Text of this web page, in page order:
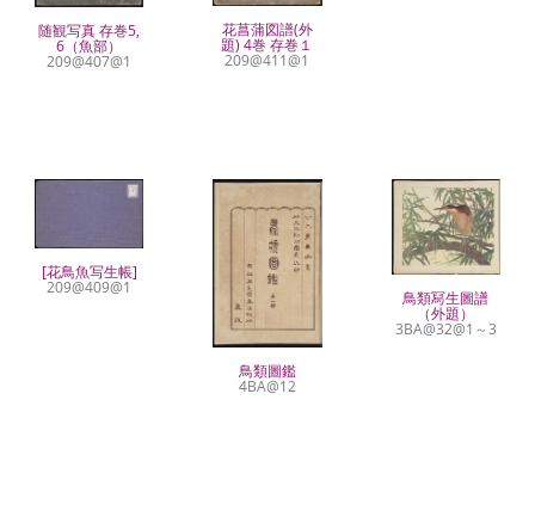
随観写真 存巻5,
6（魚部）
209@407@1
花菖蒲図譜(外
題) 4巻 存巻１
209@411@1
[花鳥魚写生帳]
209@409@1
鳥類圖鑑
4BA@12
鳥類冩生圖譜
（外題）
3BA@32@1～3